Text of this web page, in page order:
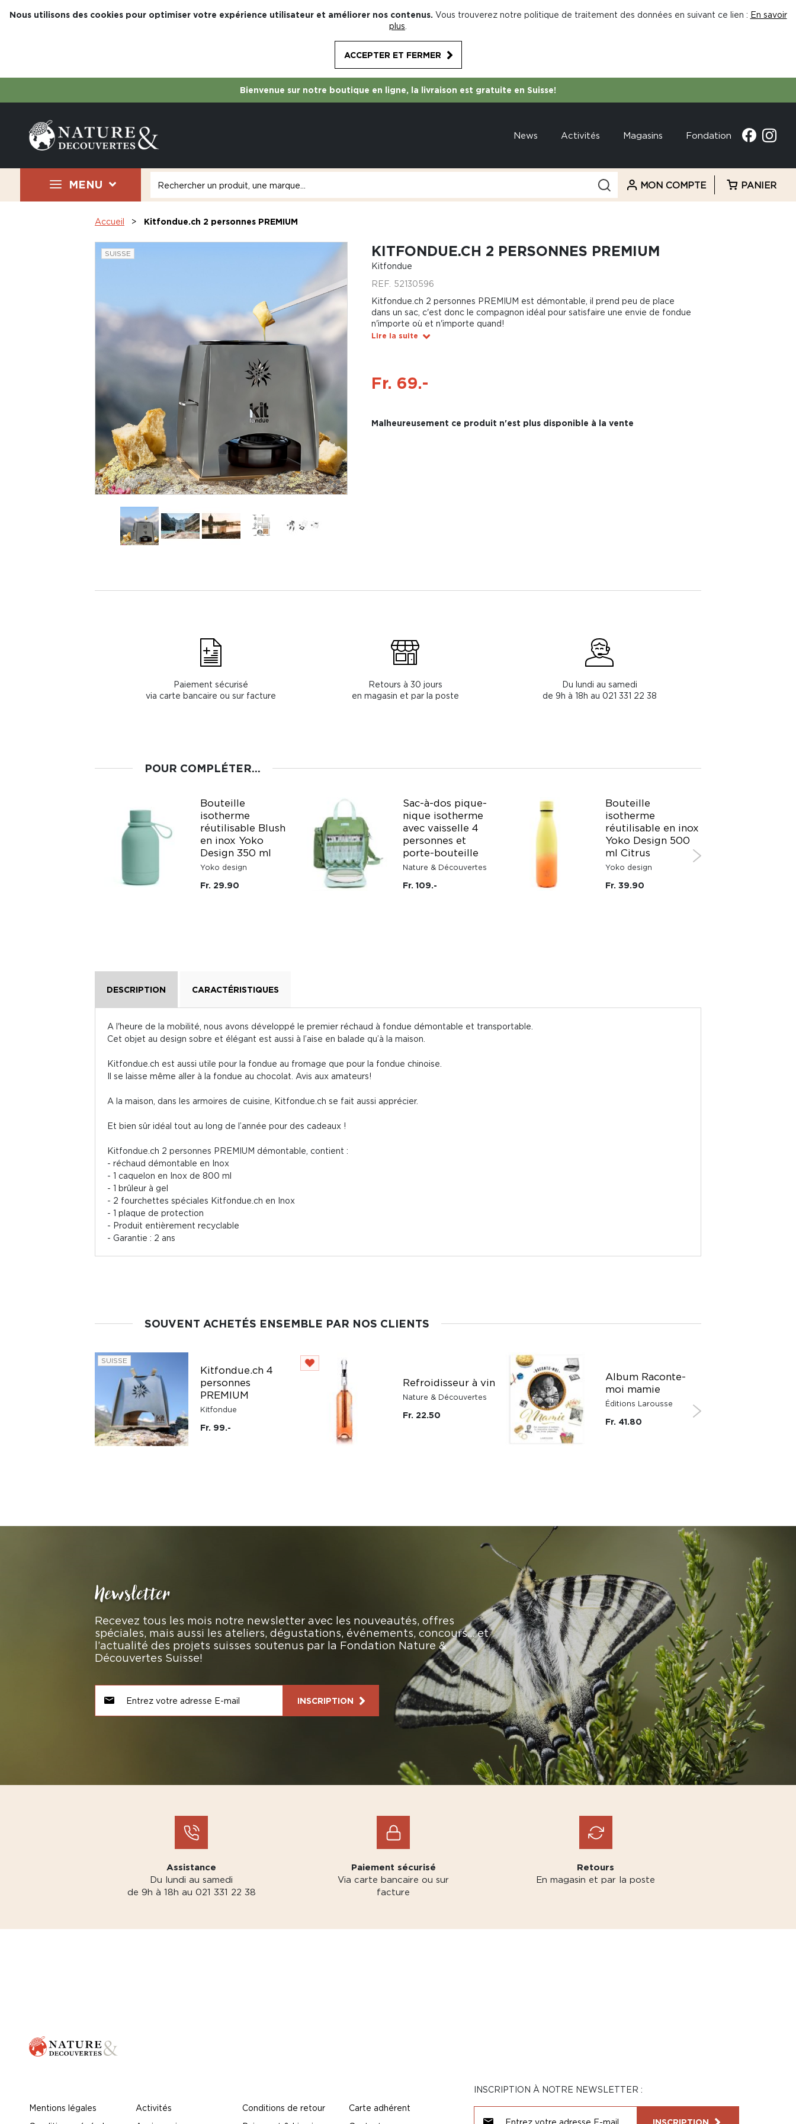
Nous utilisons des cookies pour optimiser votre expérience utilisateur et améliorer nos contenus. Vous trouverez notre politique de traitement des données en suivant ce lien : En savoir
plus
ACCEPTER ET FERMER
Bienvenue sur notre boutique en ligne, la livraison est gratuite en Suisse!
News Activités Magasins Fondation
MENU MON COMPTE PANIER
Accueil Kitfondue.ch 2 personnes PREMIUM
SUISSE KITFONDUE.CH 2 PERSONNES PREMIUM
Kitfondue
REF. 52130596
Kitfondue.ch 2 personnes PREMIUM est démontable, il prend peu de place
dans un sac, c'est donc le compagnon idéal pour satisfaire une envie de fondue
n'importe où et n'importe quand!
Lire la suite
Fr. 69.-
Malheureusement ce produit n'est plus disponible à la vente
Paiement sécurisé
via carte bancaire ou sur facture
Retours à 30 jours
en magasin et par la poste
Du lundi au samedi
de 9h à 18h au 021 331 22 38
POUR COMPLÉTER...
Bouteille
isotherme
réutilisable Blush
en inox Yoko
Design 350 ml
Yoko design
Fr. 29.90
Sac-à-dos pique-
nique isotherme
avec vaisselle 4
personnes et
porte-bouteille
Nature & Découvertes
Fr. 109.-
Bouteille
isotherme
réutilisable en inox
Yoko Design 500
ml Citrus
Yoko design
Fr. 39.90
DESCRIPTION CARACTÉRISTIQUES
A l'heure de la mobilité, nous avons développé le premier réchaud à fondue démontable et transportable.
Cet objet au design sobre et élégant est aussi à l’aise en balade qu’à la maison.
Kitfondue.ch est aussi utile pour la fondue au fromage que pour la fondue chinoise.
Il se laisse même aller à la fondue au chocolat. Avis aux amateurs!
A la maison, dans les armoires de cuisine, Kitfondue.ch se fait aussi apprécier.
Et bien sûr idéal tout au long de l’année pour des cadeaux !
Kitfondue.ch 2 personnes PREMIUM démontable, contient :
- réchaud démontable en Inox
- 1 caquelon en Inox de 800 ml
- 1 brûleur à gel
- 2 fourchettes spéciales Kitfondue.ch en Inox
- 1 plaque de protection
- Produit entièrement recyclable
- Garantie : 2 ans
SOUVENT ACHETÉS ENSEMBLE PAR NOS CLIENTS
SUISSE
Kitfondue.ch 4
personnes
PREMIUM
Kitfondue
Fr. 99.-
Refroidisseur à vin
Nature & Découvertes
Fr. 22.50
Album Raconte-
moi mamie
Éditions Larousse
Fr. 41.80
Newsletter
Recevez tous les mois notre newsletter avec les nouveautés, offres
spéciales, mais aussi les ateliers, dégustations, événements, concours… et
l’actualité des projets suisses soutenus par la Fondation Nature &
Découvertes Suisse!
INSCRIPTION
Assistance
Du lundi au samedi
de 9h à 18h au 021 331 22 38
Paiement sécurisé
Via carte bancaire ou sur
facture
Retours
En magasin et par la poste
Mentions légales Activités Conditions de retour Carte adhérent
INSCRIPTION À NOTRE NEWSLETTER :
INSCRIPTION